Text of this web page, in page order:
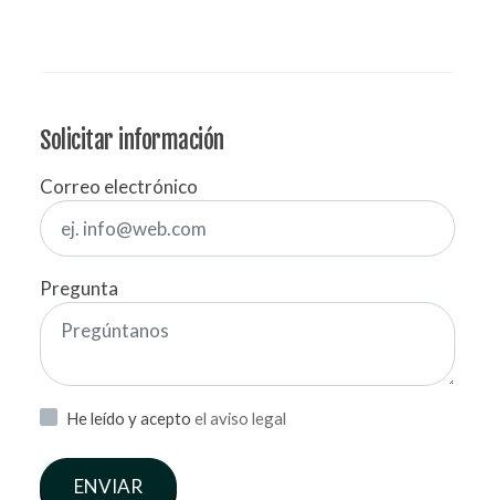
Solicitar información
Correo electrónico
Pregunta
He leído y acepto el aviso legal
ENVIAR